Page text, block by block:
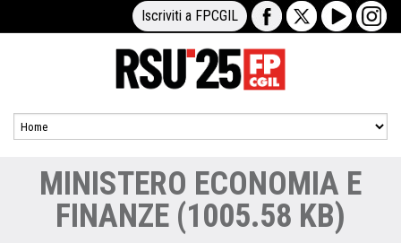
Iscriviti a FPCGIL
MINISTERO ECONOMIA E
FINANZE (1005.58 KB)